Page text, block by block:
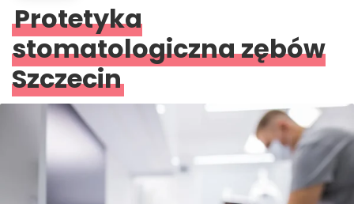
Protetyka
stomatologiczna zębów
Szczecin